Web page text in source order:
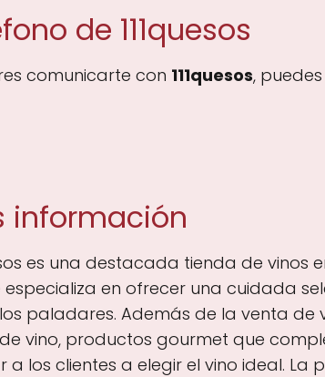
de 111quesos
comunicarte con 111quesos,
información
es una destacada tienda de vinos
especializa en ofrecer una cuidada
paladares. Además de la venta de
vino, productos gourmet que
a los clientes a elegir el vino ideal.